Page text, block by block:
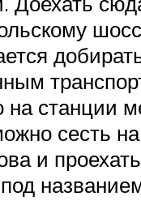
на станции
сесть на
и